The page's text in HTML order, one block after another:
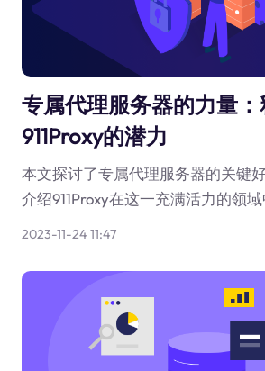
专属代理服务器的力量
911Proxy的潜力
本文探讨了专属代理服务器的关键
介绍911Proxy在这一充满活力的领域
2023-11-24 11:47